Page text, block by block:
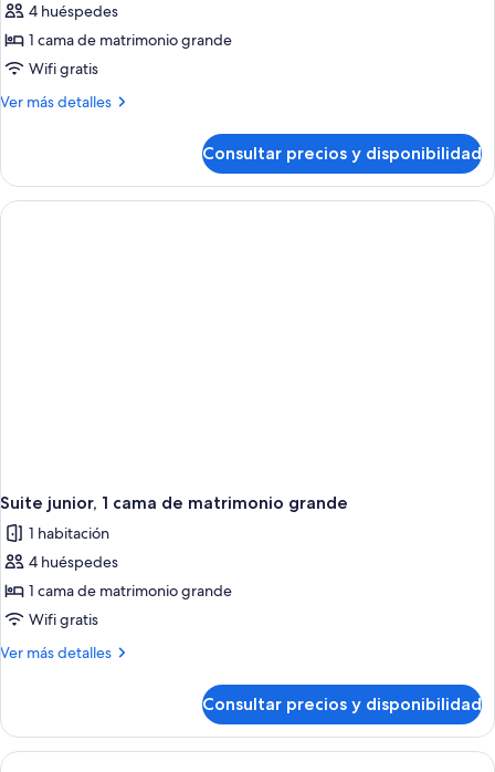
4 huéspedes
1 cama de matrimonio grande
Wifi gratis
Ver más detalles
Más
junior,
cama
Consultar precios y disponibilidad
Suite junior, 1 cama de matrimonio grande
1 habitación
4 huéspedes
1 cama de matrimonio grande
Wifi gratis
Ver más detalles
Más
junior,
Consultar precios y disponibilidad